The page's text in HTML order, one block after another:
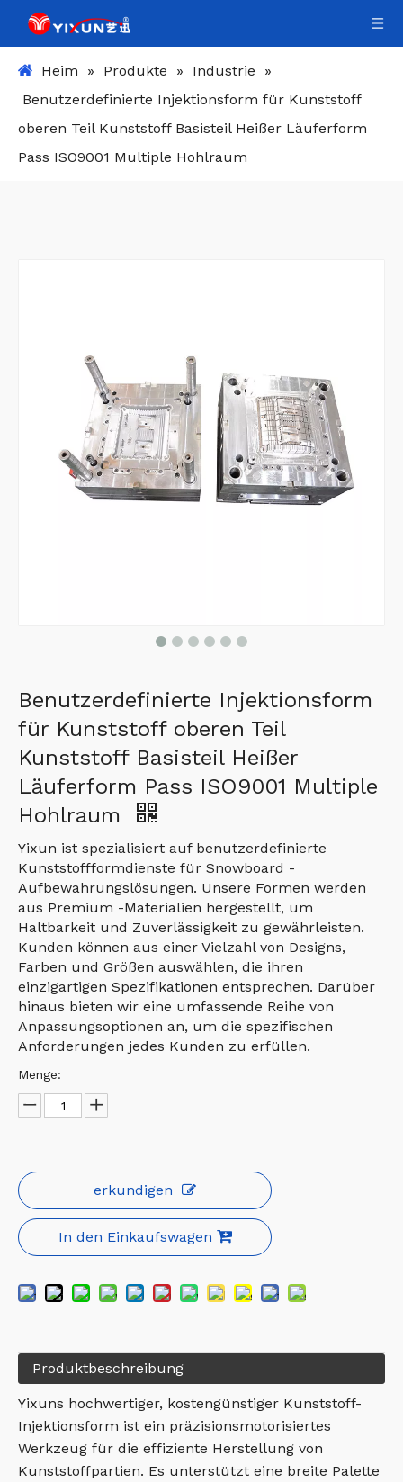
Heim » Produkte » Industrie
»
Benutzerdefinierte Injektionsform für Kunststoff
oberen Teil Kunststoff Basisteil Heißer Läuferform
Pass ISO9001 Multiple Hohlraum
Benutzerdefinierte Injektionsform
für Kunststoff oberen Teil
Kunststoff Basisteil Heißer
Läuferform Pass ISO9001 Multiple
Hohlraum
Yixun ist spezialisiert auf benutzerdefinierte
Kunststoffformdienste für Snowboard -
Aufbewahrungslösungen. Unsere Formen werden
aus Premium -Materialien hergestellt, um
Haltbarkeit und Zuverlässigkeit zu gewährleisten.
Kunden können aus einer Vielzahl von Designs,
Farben und Größen auswählen, die ihren
einzigartigen Spezifikationen entsprechen. Darüber
hinaus bieten wir eine umfassende Reihe von
Anpassungsoptionen an, um die spezifischen
Anforderungen jedes Kunden zu erfüllen.
Menge:
erkundigen
In den Einkaufswagen
Produktbeschreibung
Yixuns hochwertiger, kostengünstiger Kunststoff-
Injektionsform ist ein präzisionsmotorisiertes
Werkzeug für die effiziente Herstellung von
Kunststoffpartien. Es unterstützt eine breite Palette